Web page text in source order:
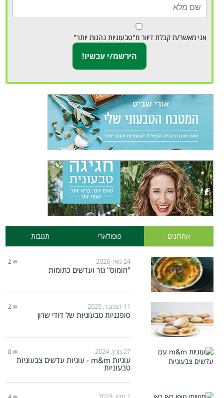
אני מאשר/ת קבלת דיוור מ"טבעוניות נהנות יותר"
אחרונים פופולארי תגובות
24 מאי, 2026 2
"חומוס" גזר ועדשים כתומות
11 דצמבר, 2025 2
סופגניות טבעוניות של דודי שרון
27 מרץ, 2024 0
עוגיות m&m - עוגיות עדשים צבעוניות
טבעוניות